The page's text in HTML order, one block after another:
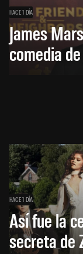
HACE 1 DÍA
James
comedia
HACE 1 DÍA
Así fue la
secreta de